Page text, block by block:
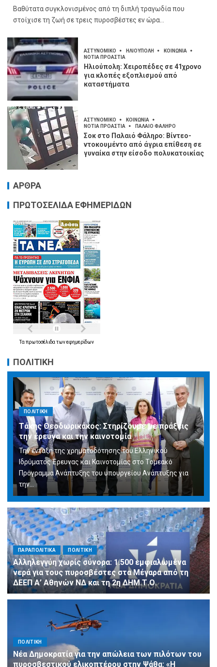
Βαθύτατα συγκλονισμένος από τη διπλή τραγωδία που
στοίχισε τη ζωή σε τρεις πυροσβέστες εν ώρα...
ΑΣΤΥΝΟΜΙΚΟ ΗΛΙΟΥΠΟΛΗ
ΚΟΙΝΩΝΙΑ
ΝΟΤΙΑ ΠΡΟΑΣΤΙΑ
Ηλιούπολη: Χειροπέδες σε 41χρονο
για κλοπές εξοπλισμού από
καταστήματα
ΑΣΤΥΝΟΜΙΚΟ
ΚΟΙΝΩΝΙΑ
ΝΟΤΙΑ ΠΡΟΑΣΤΙΑ
ΠΑΛΑΙΟ ΦΑΛΗΡΟ
Σοκ στο Παλαιό Φάληρο: Βίντεο-
ντοκουμέντο από άγρια επίθεση σε
γυναίκα στην είσοδο πολυκατοικίας
ΑΡΘΡΑ
ΠΡΩΤΟΣΕΛΙΔΑ ΕΦΗΜΕΡΙΔΩΝ
Ταπρωτοσέλιδατωνεφημερίδων
ΠΟΛΙΤΙΚΗ
ΠΟΛΙΤΙΚΗ
Τάκης Θεοδωρικάκος: Στηρίζουμε με πράξεις
την έρευνα και την καινοτομία
Την ένταξη της χρηματοδότησης του Ελληνικού
Ιδρύματος Έρευνας και Καινοτομίας στο Tομεακό
Πρόγραμμα Ανάπτυξης του υπουργείου Ανάπτυξης για
την…
ΠΑΡΑΠΟΛΙΤΙΚΑ ΠΟΛΙΤΙΚΗ
Αλληλεγγύη χωρίς σύνορα: 1.500 εμφιαλωμένα
νερά για τους πυροσβέστες στα Μέγαρα από τη
ΔΕΕΠ Α’ Αθηνών ΝΔ και τη 2η ΔΗΜ.Τ.Ο.
ΠΟΛΙΤΙΚΗ
Νέα Δημοκρατία για την απώλεια των πιλότων του
πυροσβεστικού ελικοπτέρου στην Ψάθα: «Η